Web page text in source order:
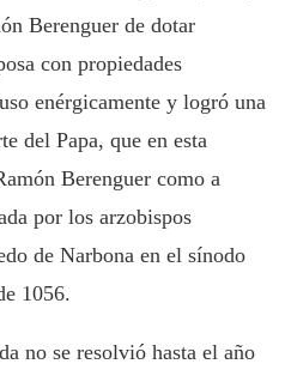
Berenguer de dotar
con propiedades
enérgicamente y logró una
del Papa, que en esta
Berenguer como a
por los arzobispos
de Narbona en el sínodo
1056.
no se resolvió hasta el año